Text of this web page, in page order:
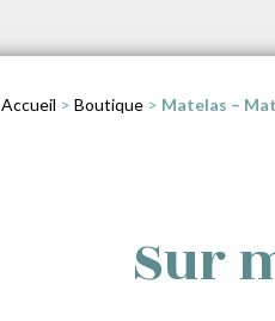
Accueil > Boutique> Matelas –
Sur